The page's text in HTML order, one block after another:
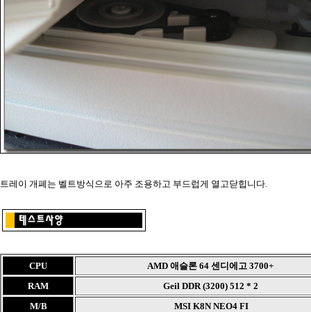
트레이 개폐는 벨트방식으로 아주 조용하고 부드럽게 열고닫힙니다.
CPU
AMD 애슬론 64 센디에고 3700+
RAM
Geil DDR (3200) 512 * 2
M/B
MSI K8N NEO4 FI